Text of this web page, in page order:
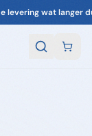
levering wat langer